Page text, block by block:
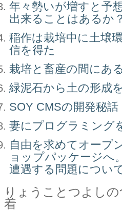
年々勢いが増すと予
出来ることはあるか？
稲作は栽培中に土壌
信を得た
栽培と畜産の間にあ
緑泥石から土の形成
SOY CMSの開発秘話
妻にプログラミング
自由を求めてオープ
ョップパッケージへ
遭遇する問題につい
りょうことつよし
着